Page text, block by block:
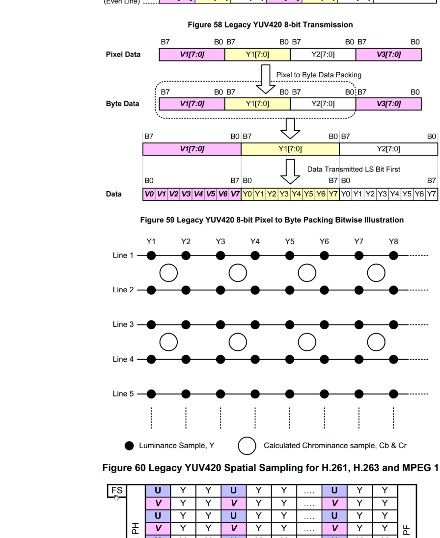
QLT8312LT8311SXLT8311EXSingle-
ChipModeSupport√√√√CableEthernet/USB CableEthernet/USB CableEthernet/
4x4QFN20-4x4QFN64-
The extended distance
is for reference only,
that is affected by
cable.
Technical...
27
6 月
Lontium USB2.0
Repeater 选型表
USB2.0
Repeater：
Product
Selection
USB2.0 RepeaterLT8311X1LT8311X3CompatibilityUSB 2.0, OTG 2.0 and BC
1.6x1.6QFN12-
1.6x1.6Pin-to-
PinLT8311X1 Note:
1.AC loss - due to
capacitive load which
will affects the edges.
2.DC loss -...
HDMI MatrixCrosspoint SwitchMixed
Port MIPIHDMI2.1 +4Port MIPIHDCPHDCP2.3/
×HDCP2.3/1.4/1.3HDCP2.3/1.4/1.3HDCP2.3/1.4/
×√√√√Audio Input√√√××/
×I2S/TDM/SPDIFIN/OUT comboI2S/TDM/
×ARC/eARCARCARCARC××/
×ARC/eARCARC/eARCARC/eARCARC/
14x14BGA288-
12x12TQFP100-
14x14QFN128-
14x14QFN48-
4.2x5.3QFN54-
10x5.5QFN128-
12.3x12.3BGA288-
12x12Others2x Down Scaler2x Down Scaler2x
to-
1Analog switchRedriverRetimerMixed
Technical
Product
NamePackageDescriptionStatusDownload
14x14HDMI2.0 4-In 2-
阅读更多
27
6 月
Splitter 选型表
HDMI
Splitter：
USB2.0
4x4QFN20-
is for reference only,
that is affected by
Technical...
27
Lontium USB2.0
Repeater 选型表
USB2.0
Repeater
Product
Selection
USB2.0
1.6x1.6QFN12-
1.6x1.6Pin-to-
PinLT8311X1 Note:
1.AC loss - due to
capacitive load
2.DC loss -...